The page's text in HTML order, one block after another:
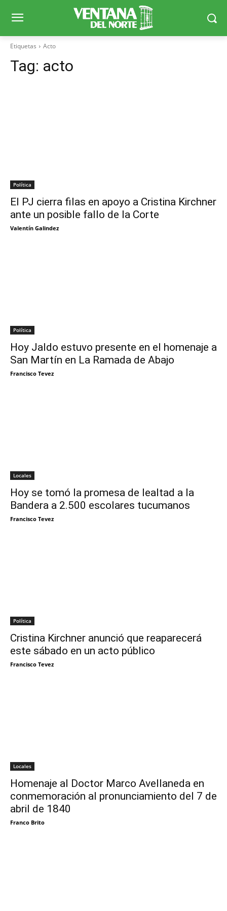
Etiquetas Acto
Tag: acto
Política
El PJ cierra filas en apoyo a Cristina Kirchner
ante un posible fallo de la Corte
Valentín Galindez
Política
Hoy Jaldo estuvo presente en el homenaje a
San Martín en La Ramada de Abajo
Francisco Tevez
Locales
Hoy se tomó la promesa de lealtad a la
Bandera a 2.500 escolares tucumanos
Francisco Tevez
Política
Cristina Kirchner anunció que reaparecerá
este sábado en un acto público
Francisco Tevez
Locales
Homenaje al Doctor Marco Avellaneda en
conmemoración al pronunciamiento del 7 de
abril de 1840
Franco Brito